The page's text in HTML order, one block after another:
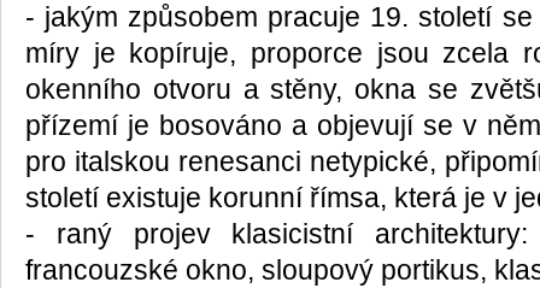
- jakým způsobem pracuje 19. století
míry je kopíruje, proporce jsou zcela
okenního otvoru a stěny, okna se
přízemí je bosováno a objevují se v
pro italskou renesanci netypické,
století existuje korunní římsa, která je v
- raný projev klasicistní architektury:
francouzské okno, sloupový portikus,